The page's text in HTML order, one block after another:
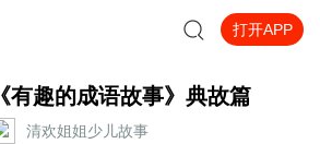
打开APP
《有趣的成语故事》典故篇
清欢姐姐少儿故事